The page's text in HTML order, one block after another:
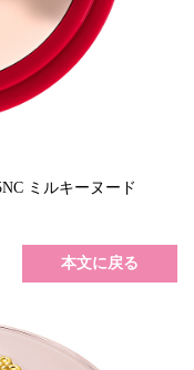
ミルキーヌード
本文に戻る